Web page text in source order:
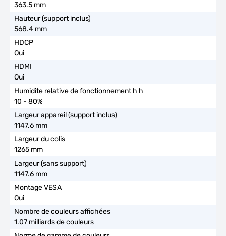
363.5 mm
568.4 mm
Oui
Oui
10 - 80%
1147.6 mm
1265 mm
1147.6 mm
Oui
1.07 milliards de couleurs